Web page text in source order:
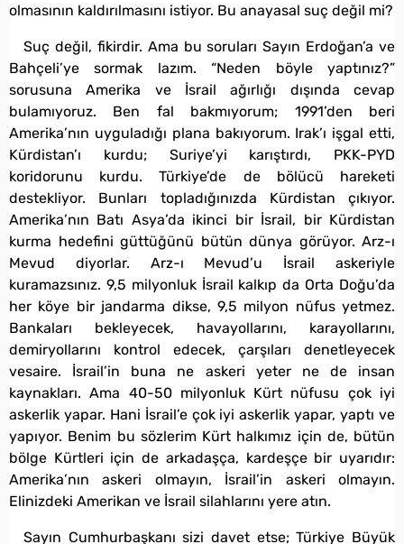
olmasının kaldırılmasını istiyor. Bu anayasal suç değil mi?
Suç değil, fikirdir. Ama bu soruları Sayın Erdoğan’a ve
Bahçeli’ye sormak lazım. “Neden böyle yaptınız?”
sorusuna Amerika ve İsrail ağırlığı dışında cevap
bulamıyoruz. Ben fal bakmıyorum; 1991’den beri
Amerika’nın uyguladığı plana bakıyorum. Irak’ı işgal etti,
Kürdistan’ı kurdu; Suriye’yi karıştırdı, PKK-PYD
koridorunu kurdu. Türkiye’de de bölücü hareketi
destekliyor. Bunları topladığınızda Kürdistan çıkıyor.
Amerika’nın Batı Asya’da ikinci bir İsrail, bir Kürdistan
kurma hedefini güttüğünü bütün dünya görüyor. Arz-ı
Mevud diyorlar. Arz-ı Mevud’u İsrail askeriyle
kuramazsınız. 9,5 milyonluk İsrail kalkıp da Orta Doğu’da
her köye bir jandarma dikse, 9,5 milyon nüfus yetmez.
Bankaları bekleyecek, havayollarını, karayollarını,
demiryollarını kontrol edecek, çarşıları denetleyecek
vesaire. İsrail’in buna ne askeri yeter ne de insan
kaynakları. Ama 40-50 milyonluk Kürt nüfusu çok iyi
askerlik yapar. Hani İsrail’e çok iyi askerlik yapar, yaptı ve
yapıyor. Benim bu sözlerim Kürt halkımız için de, bütün
bölge Kürtleri için de arkadaşça, kardeşçe bir uyarıdır:
Amerika’nın askeri olmayın, İsrail’in askeri olmayın.
Elinizdeki Amerikan ve İsrail silahlarını yere atın.
Sayın Cumhurbaşkanı sizi davet etse; Türkiye Büyük